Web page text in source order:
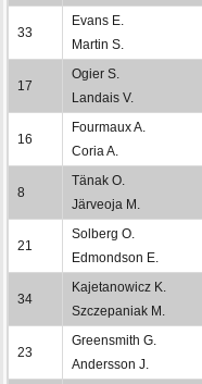
33
Evans E.
Martin S.
17
Ogier S.
Landais V.
16
Fourmaux A.
Coria A.
8
Tänak O.
Järveoja M.
21
Solberg O.
Edmondson E.
34
Kajetanowicz K.
Szczepaniak M.
23
Greensmith G.
Andersson J.